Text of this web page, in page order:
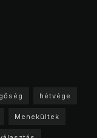
hétvége
Menekültek